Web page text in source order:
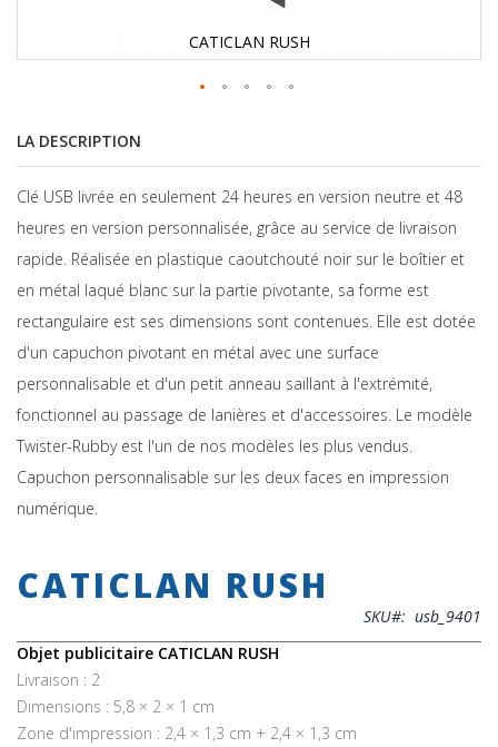
CATICLAN RUSH
LA DESCRIPTION
Clé USB livrée en seulement 24 heures en version neutre et 48
heures en version personnalisée, grâce au service de livraison
rapide. Réalisée en plastique caoutchouté noir sur le boîtier et
en métal laqué blanc sur la partie pivotante, sa forme est
rectangulaire est ses dimensions sont contenues. Elle est dotée
d'un capuchon pivotant en métal avec une surface
personnalisable et d'un petit anneau saillant à l'extrémité,
fonctionnel au passage de lanières et d'accessoires. Le modèle
Twister-Rubby est l'un de nos modèles les plus vendus.
Capuchon personnalisable sur les deux faces en impression
numérique.
the
beginning
the
images
gallery
CATICLAN RUSH
SKU
usb_9401
Objet publicitaire CATICLAN RUSH
Livraison : 2
Dimensions : 5,8 × 2 × 1 cm
Zone d'impression : 2,4 × 1,3 cm + 2,4 × 1,3 cm